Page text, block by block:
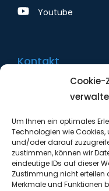
Um Ihnen ein optimales
Technologien wie
und/oder darauf
zustimmen, können wir
eindeutige IDs auf dieser
Zustimmung nicht erteilen
Merkmale und Funktionen
Youtube
Kontakt
Tel. 09131 / 873-
vertrieb@gabo-
www.gabo-idm.de